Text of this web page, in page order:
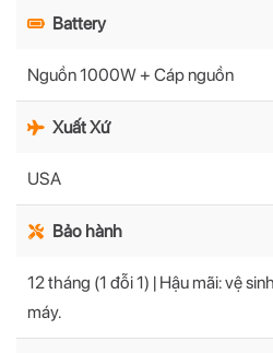
Battery
Nguồn 1000W + Cáp nguồn
Xuất Xứ
USA
Bảo hành
12 tháng (1 đỗi 1) | Hậu mãi: vệ
máy.